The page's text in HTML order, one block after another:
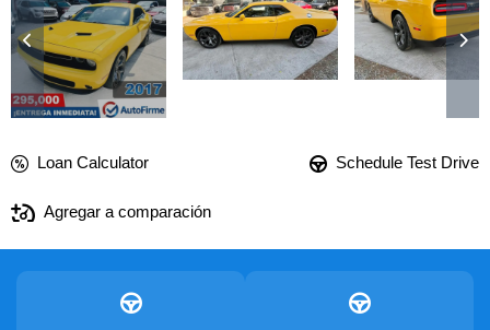
Loan Calculator Schedule Test Drive
Agregar a comparación